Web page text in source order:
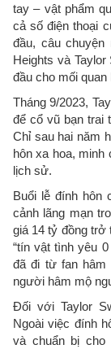
tay – vật phẩm
cả số điện thoại
đầu, câu
Heights và
đầu cho mối quan
Tháng 9/2023,
để cổ vũ bạn trai
Chỉ sau hai năm
hôn xa hoa, minh
lịch sử.
Buổi lễ đính hôn
cảnh lãng mạn
giá 14 tỷ đồng trở
“tín vật tình yêu
đã đi từ fan hâm
người hâm mộ
Đối với Taylor
Ngoài việc đính
và chuẩn bị cho